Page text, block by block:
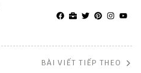
BÀI VIẾT TIẾP THEO